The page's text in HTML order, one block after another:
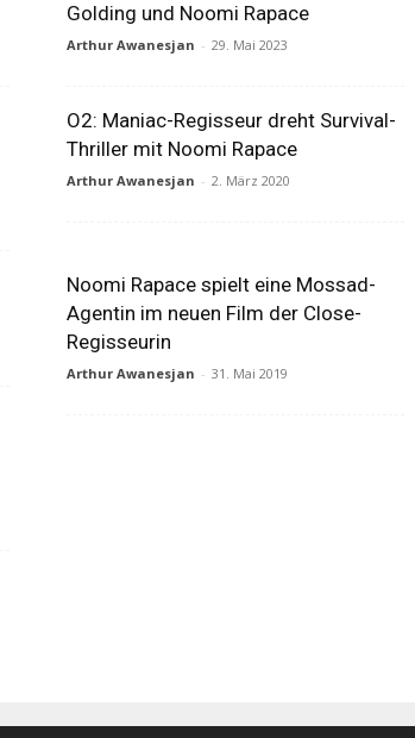
Golding und Noomi Rapace
Arthur Awanesjan - 29. Mai 2023
O2: Maniac-Regisseur dreht Survival-
Thriller mit Noomi Rapace
Arthur Awanesjan - 2. März 2020
Noomi Rapace spielt eine Mossad-
Agentin im neuen Film der Close-
Regisseurin
Arthur Awanesjan - 31. Mai 2019